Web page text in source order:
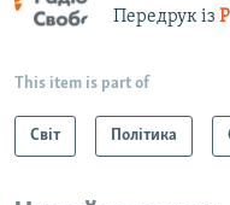
Передрук із
This item is part of
Світ Політика